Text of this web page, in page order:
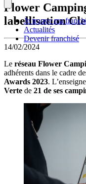
Je trouve ma
Actualités
Devenir franchisé
Flower
labellisation
14/02/2024
Le réseau Flower
adhérents dans le cadre
Awards 2023.
Verte de 21 de ses